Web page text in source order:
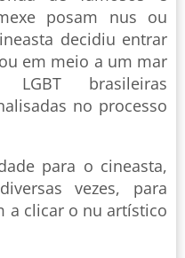
posam nus ou
decidiu entrar
em meio a um mar
brasileiras
no processo
para o cineasta,
vezes, para
a clicar o nu artístico